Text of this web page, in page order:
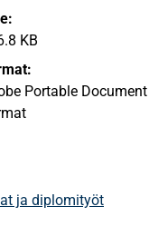
KB
Portable Document
ja diplomityöt